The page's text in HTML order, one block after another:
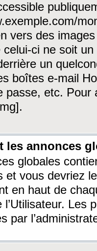
vers des
celui-ci ne soit
un
boîtes e-mail
passe, etc. Pour
les annonces
globales
et vous devriez
en haut de
l’Utilisateur. Les
par